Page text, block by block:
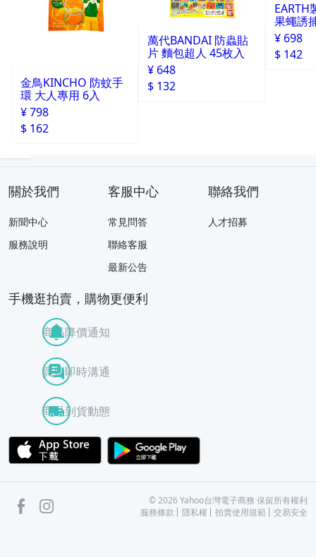
金鳥KINCHO 防蚊手
環 大人專用 6入
¥ 798
$ 162
萬代BANDAI 防蟲貼
片 麵包超人 45枚入
¥ 648
$ 132
EARTH
果蠅誘
¥ 698
$ 142
關於我們
新聞中心
服務說明
客服中心
常見問答
聯絡客服
最新公告
聯絡我們
人才招募
手機逛拍賣，購物更便利
商品降價通知
買賣即時溝通
商品到貨動態
APP Store
facebook ©2026 Yahoo台灣電子商務 保留所有權利
服務條款
隱私權 拍賣使用規範 交易安全